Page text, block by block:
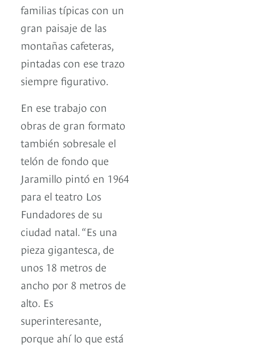
familias típicas con un
gran paisaje de las
montañas cafeteras,
pintadas con ese trazo
siempre figurativo.
En ese trabajo con
obras de gran formato
también sobresale el
telón de fondo que
Jaramillo pintó en 1964
para el teatro Los
Fundadores de su
ciudad natal. “Es una
pieza gigantesca, de
unos 18 metros de
ancho por 8 metros de
alto. Es
superinteresante,
porque ahí lo que está